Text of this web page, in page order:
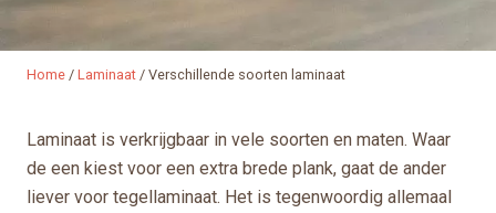
Home / Laminaat / Verschillende soorten laminaat
Laminaat is verkrijgbaar in vele soorten en maten. Waar
de een kiest voor een extra brede plank, gaat de ander
liever voor tegellaminaat. Het is tegenwoordig allemaal